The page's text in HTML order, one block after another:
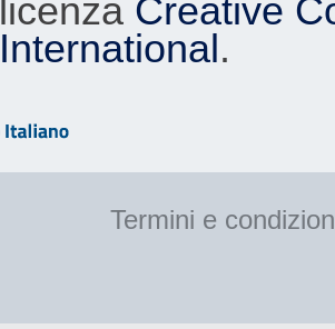
licenza Creative
International.
Termini e